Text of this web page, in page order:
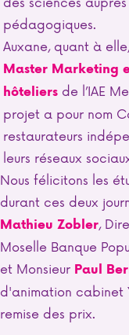
pédagogiques.
Auxane, quant à
Master Marketing
hôteliers de l’IAE
projet a pour nom
restaurateurs
leurs réseaux
Nous félicitons les
durant ces deux
Mathieu Zobler,
Moselle Banque
et Monsieur Paul
d'animation cabinet
remise des prix.